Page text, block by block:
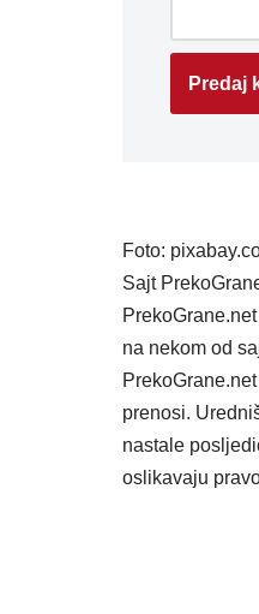
Foto:
Sajt
na nekom od
prenosi.
nastale
oslikavaju